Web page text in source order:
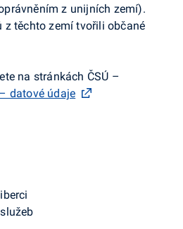
z unijních zemí).
z těchto zemí tvořili občané
na stránkách ČSÚ –
datové údaje